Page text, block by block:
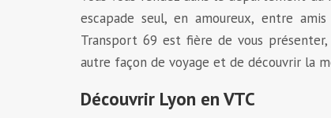
escapade seul, en amoureux, entre
Transport 69 est fière de vous
autre façon de voyage et de découvrir la
Découvrir Lyon en VTC